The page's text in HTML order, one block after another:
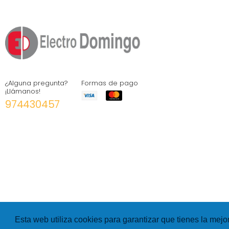
Esta web utiliza cookies para garantizar que tienes la
¿Alguna pregunta?
¡Llámanos!
974430457
Formas de pago
Hexer- All rights Reserved